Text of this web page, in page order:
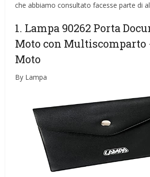
che abbiamo consultato facesse parte di
1. Lampa 90262 Porta
Moto con Multiscomparto
Moto
By Lampa